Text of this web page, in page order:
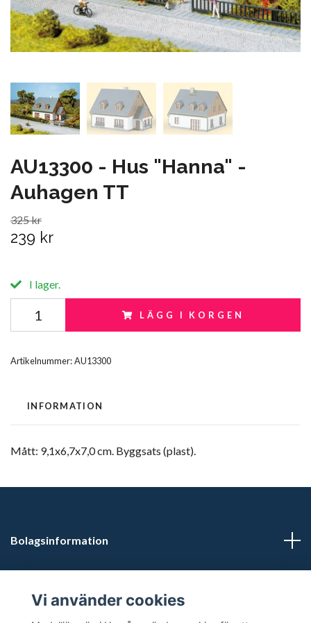
AU13300 - Hus "Hanna" -
Auhagen TT
325 kr
239 kr
I lager.
LÄGG I KORGEN
Artikelnummer:AU13300
INFORMATION
Mått: 9,1x6,7x7,0 cm. Byggsats (plast).
Bolagsinformation
Butikstider: Vardagar kl 12.00-15.00. Övrig tid efter
Vi använder cookies